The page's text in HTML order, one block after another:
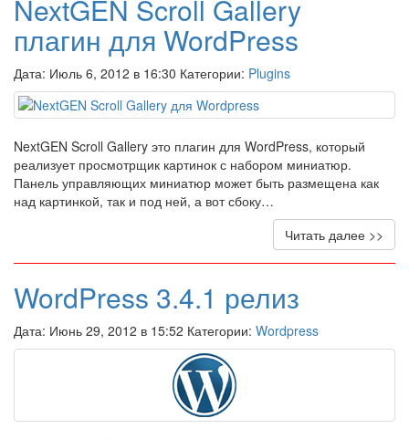
NextGEN Scroll Gallery
плагин для WordPress
Дата: Июль 6, 2012 в 16:30 Категории: Plugins
NextGEN Scroll Gallery это плагин для WordPress, который
реализует просмотрщик картинок с набором миниатюр.
Панель управляющих миниатюр может быть размещена как
над картинкой, так и под ней, а вот сбоку…
Читать далее >>
WordPress 3.4.1 релиз
Дата: Июнь 29, 2012 в 15:52 Категории: Wordpress